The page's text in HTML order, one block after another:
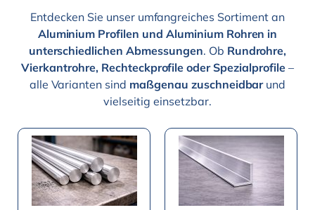
Entdecken Sie unser umfangreiches Sortiment an
Aluminium Profilen und Aluminium Rohren in
unterschiedlichen Abmessungen. Ob Rundrohre,
Vierkantrohre, Rechteckprofile oder Spezialprofile–
alle Varianten sind maßgenau zuschneidbarund
vielseitig einsetzbar.